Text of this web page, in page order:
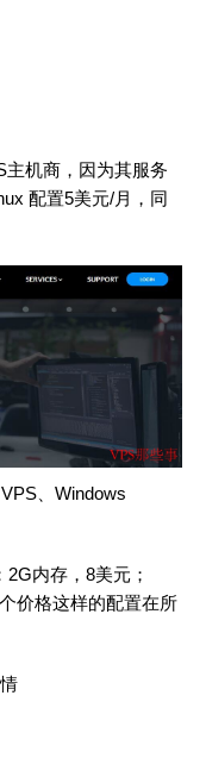
主机商，因为其服务
配置5美元/月，同
、Windows
内存，8美元；
价格这样的配置在所